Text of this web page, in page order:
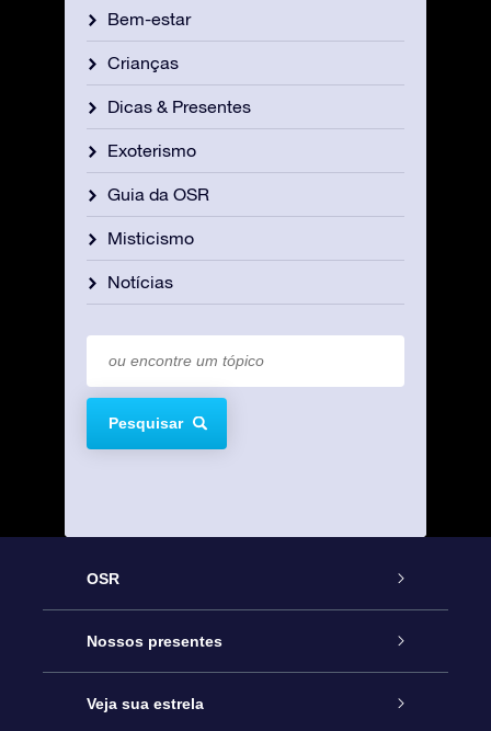
Bem-estar
Crianças
Dicas & Presentes
Exoterismo
Guia da OSR
Misticismo
Notícias
Pesquisar
OSR
Serviço
Entre em contato conosco
Nossos presentes
Presente estrelar on-line
Veja sua estrela